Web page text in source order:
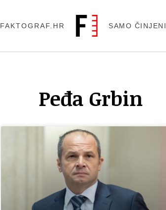
FAKTOGRAF.HR SAMO
Peđa Grbin